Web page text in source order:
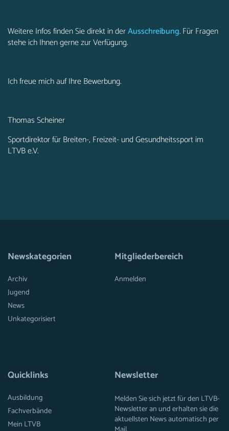
Weitere Infos finden Sie direkt in derAusschreibung. Für Fragen
stehe ich Ihnen gerne zur Verfügung.
Ich freue mich auf Ihre Bewerbung.
Thomas Scheiner
Sportdirektor für Breiten-, Freizeit- und Gesundheitssport im
LTVB e.V.
Newskategorien
Archiv
Jugend
News
Unkategorisiert
Mitgliederbereich
Anmelden
Quicklinks
Ausbildung
Fachverbände
Mein LTVB
Newsletter
Melden Sie sich jetzt für den LTVB-
Newsletter an und erhalten sie die
aktuellsten News automatisch per